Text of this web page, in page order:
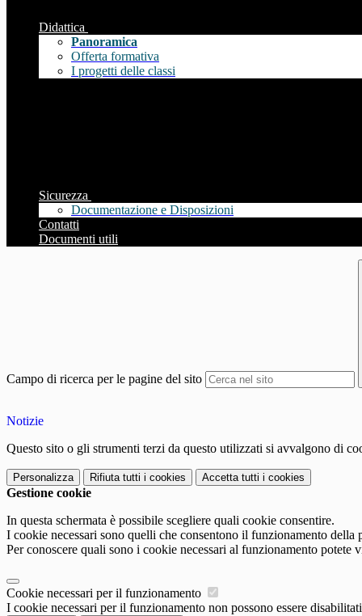
Didattica
Panoramica
Offerta formativa
I progetti delle classi
Sicurezza
Documentazione e Disposizioni
Contatti
Documenti utili
Campo di ricerca per le pagine del sito
Notizie
Questo sito o gli strumenti terzi da questo utilizzati si avvalgono di
Personalizza Rifiuta tutti i cookies Accetta tutti i cookies
Gestione cookie
In questa schermata è possibile scegliere quali cookie consentire.
I cookie necessari sono quelli che consentono il funzionamento
Per conoscere quali sono i cookie necessari al funzionamento potete
Cookie necessari per il funzionamento
I cookie necessari per il funzionamento non possono essere